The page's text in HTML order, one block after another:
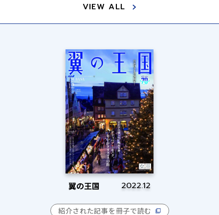
VIEW ALL
翼の王国 2022.12
紹介された記事を冊子で読む